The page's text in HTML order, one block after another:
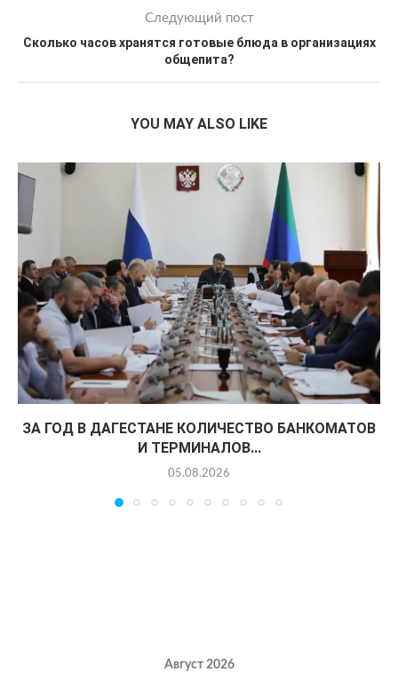
Следующий пост
Сколько часов хранятся готовые блюда в организациях
общепита?
YOU MAY ALSO LIKE
ЗА ГОД В ДАГЕСТАНЕ КОЛИЧЕСТВО БАНКОМАТОВ
И ТЕРМИНАЛОВ...
05.08.2026
Август 2026